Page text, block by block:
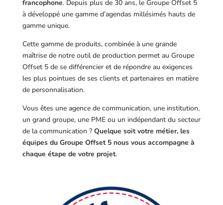
francophone. Depuis plus de 30 ans, le Groupe Offset 5
à développé une gamme d’agendas millésimés hauts de
gamme unique.
Cette gamme de produits, combinée à une grande
maîtrise de notre outil de production permet au Groupe
Offset 5 de se différencier et de répondre au exigences
les plus pointues de ses clients et partenaires en matière
de personnalisation.
Vous êtes une agence de communication, une institution,
un grand groupe, une PME ou un indépendant du secteur
de la communication ? Quelque soit votre métier, les
équipes du Groupe Offset 5 nous vous accompagne à
chaque étape de votre projet.